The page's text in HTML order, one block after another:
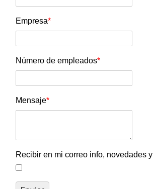
Empresa*
Número de empleados*
Mensaje*
Recibir en mi correo info, novedades